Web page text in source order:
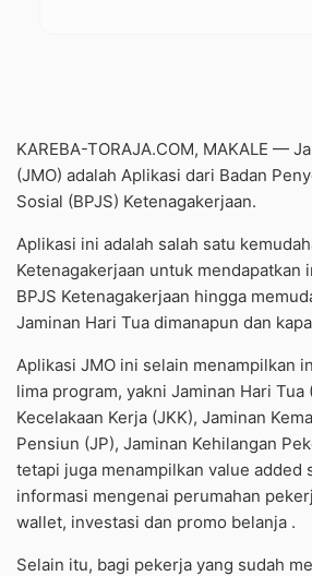
KAREBA-TORAJA.COM, MAKALE —
(JMO) adalah Aplikasi dari Badan
Sosial (BPJS) Ketenagakerjaan.
Aplikasi ini adalah salah satu
Ketenagakerjaan untuk mendapatkan
BPJS Ketenagakerjaan hingga
Jaminan Hari Tua dimanapun dan
Aplikasi JMO ini selain menampilkan
lima program, yakni Jaminan Hari Tua
Kecelakaan Kerja (JKK), Jaminan
Pensiun (JP), Jaminan Kehilangan
tetapi juga menampilkan value added
informasi mengenai perumahan
wallet, investasi dan promo belanja .
Selain itu, bagi pekerja yang sudah